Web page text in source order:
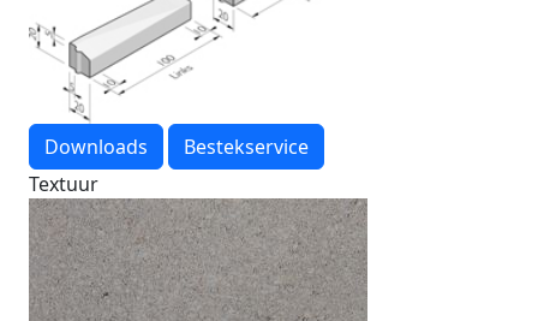
Downloads
Bestekservice
Textuur